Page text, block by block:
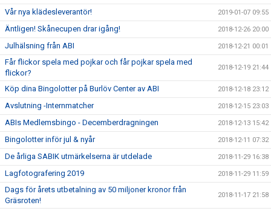
Vår nya klädesleverantör! 2019-01-07 09:55
Äntligen! Skånecupen drar igång! 2018-12-26 20:00
Julhälsning från ABI 2018-12-21 00:01
Får flickor spela med pojkar och får pojkar spela med
flickor?
2018-12-19 21:44
Köp dina Bingolotter på Burlöv Center av ABI 2018-12-18 23:12
Avslutning -Internmatcher 2018-12-15 23:03
ABIs Medlemsbingo - Decemberdragningen 2018-12-13 15:42
Bingolotter inför jul & nyår 2018-12-11 07:32
De årliga SABIK utmärkelserna är utdelade 2018-11-29 16:38
Lagfotografering 2019 2018-11-29 11:59
Dags för årets utbetalning av 50 miljoner kronor från
Gräsroten!
2018-11-17 21:58